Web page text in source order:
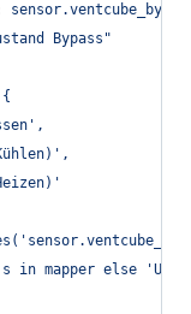
Bypass "
in mapper else